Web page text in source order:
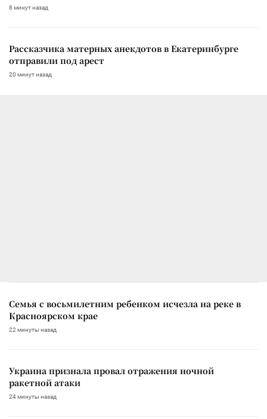
8 минут назад
Рассказчика матерных анекдотов в Екатеринбурге
отправили под арест
20 минут назад
Семья с восьмилетним ребенком исчезла на реке в
Красноярском крае
22 минуты назад
Украина признала провал отражения ночной
ракетной атаки
24 минуты назад